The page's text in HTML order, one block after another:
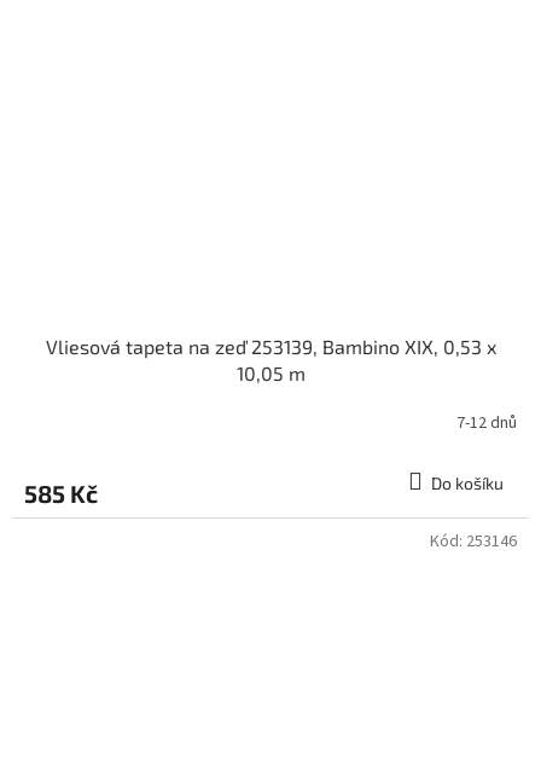
Vliesová tapeta na zeď 253139, Bambino XIX, 0,53 x
10,05 m
7-12 dnů
585 Kč Do košíku
Kód: 253146